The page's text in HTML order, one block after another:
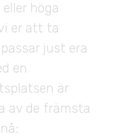
höga
er att ta
just era
en
är
av de främsta